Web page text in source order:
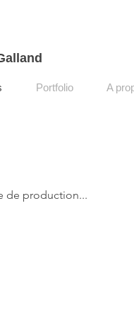
Portfolio A
de production...